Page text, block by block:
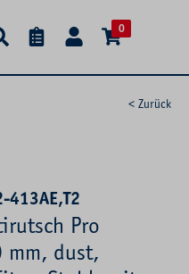
0
< Zurück
413AE,T2
Pro
mm, dust,